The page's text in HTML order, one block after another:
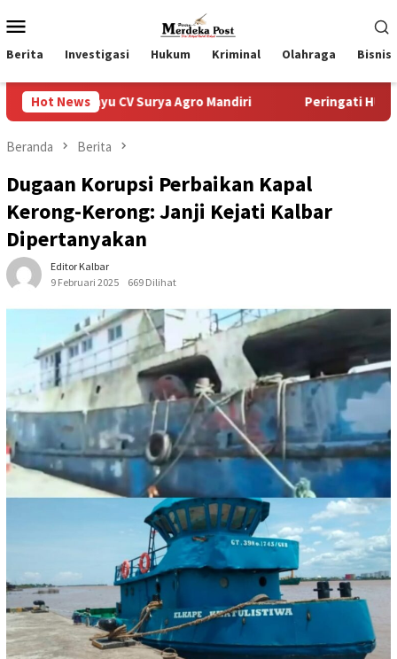
ke
kontenMobile
Berita Investigasi Hukum Kriminal Olahraga Bisnis
Hot News
CV Surya Agro Mandiri Peringati HUT ke-80
Beranda Berita
Dugaan Korupsi Perbaikan Kapal
Kerong-Kerong: Janji Kejati Kalbar
Dipertanyakan
Editor Kalbar
9 Februari 2025
669 Dilihat